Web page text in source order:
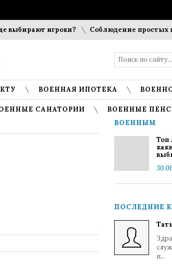
игроки? Соблюдение простых
ВОЕННАЯ ИПОТЕКА
САНАТОРИИ
ВОЕННЫЕ
ВОЕННЫМ
Топ
ПОСЛЕДНИЕ
п...